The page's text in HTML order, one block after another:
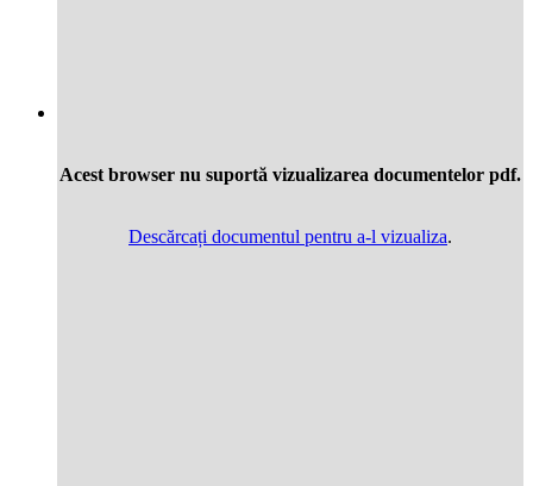
Acest browser nu suportă vizualizarea documentelor pdf.
Descărcați documentul pentru a-l vizualiza.